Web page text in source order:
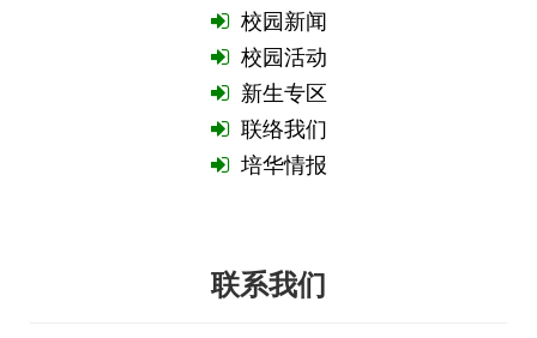
校园新闻
校园活动
新生专区
联络我们
培华情报
联系我们